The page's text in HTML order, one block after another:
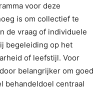
voor deze
is om collectief te
de vraag of individuele
begeleiding op het
of leefstijl. Voor
belangrijker om goed
behandeldoel centraal